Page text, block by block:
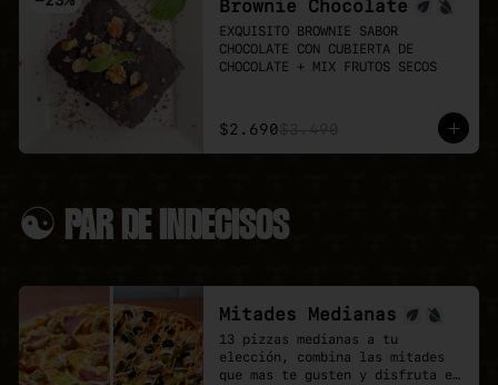
JUE 13: Seitan saltado +
spaguetti huancaina
VIE 14: Tofu kung PAo + Arroz
blanco
Brownie Chocolate
EXQUISITO BROWNIE SABOR
CHOCOLATE CON CUBIERTA DE
CHOCOLATE + MIX FRUTOS SECOS
$2.690
☯ PAR DE INDECISOS
Mitades Medianas
13 pizzas medianas a tu
elección, combina las mitades
que mas te gusten y disfruta el